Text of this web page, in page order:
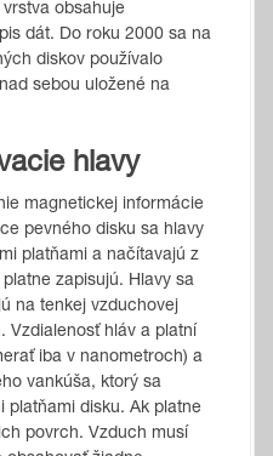
obsahuje
dát. Do roku 2000 sa na
diskov používalo
sebou uložené na
hlavy
magnetickej informácie
pevného disku sa hlavy
platňami a načítavajú z
zapisujú. Hlavy sa
na tenkej vzduchovej
Vzdialenosť hláv a platní
iba v nanometroch) a
vankúša, ktorý sa
platňami disku. Ak platne
povrch. Vzduch musí